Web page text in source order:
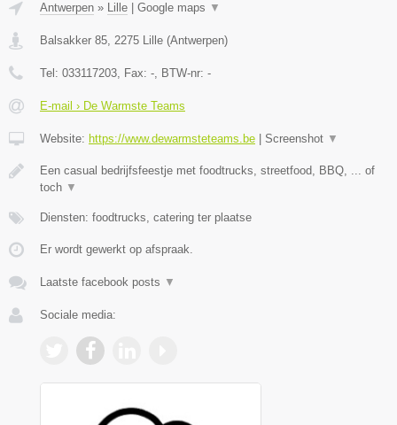
Antwerpen » Lille Google maps ▼
Balsakker 85, 2275 Lille (Antwerpen)
Tel: 033117203, Fax: -, BTW-nr: -
E-mail › De Warmste Teams
Website: https://www.dewarmsteteams.be Screenshot ▼
Een casual bedrijfsfeestje met foodtrucks, streetfood, BBQ, ... of
toch ▼
Diensten: foodtrucks, catering ter plaatse
Er wordt gewerkt op afspraak.
Laatste facebook posts ▼
Sociale media: